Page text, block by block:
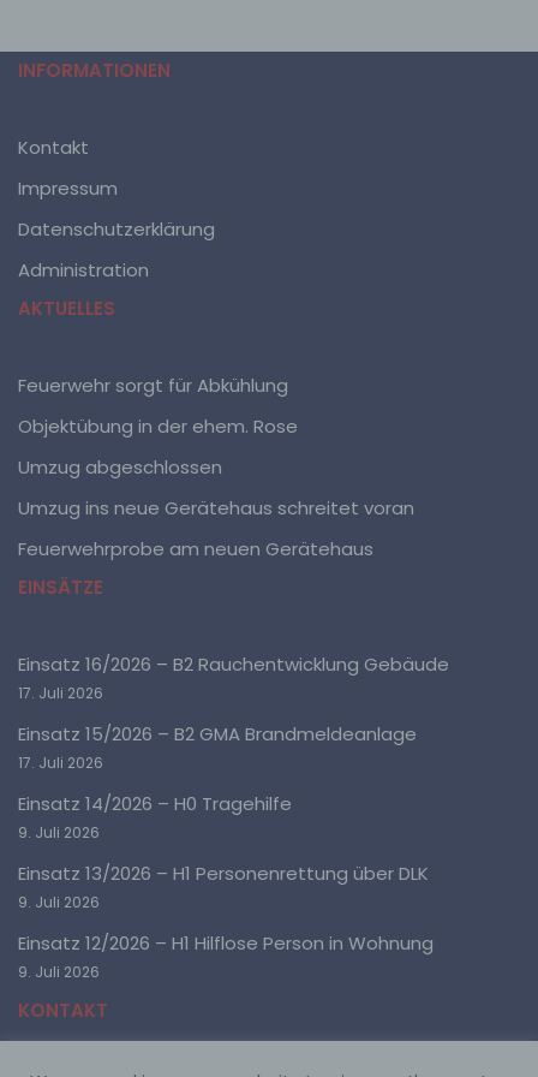
INFORMATIONEN
Kontakt
Impressum
Datenschutzerklärung
Administration
AKTUELLES
Feuerwehr sorgt für Abkühlung
Objektübung in der ehem. Rose
Umzug abgeschlossen
Umzug ins neue Gerätehaus schreitet voran
Feuerwehrprobe am neuen Gerätehaus
EINSÄTZE
Einsatz 16/2026 – B2 Rauchentwicklung Gebäude
17. Juli 2026
Einsatz 15/2026 – B2 GMA Brandmeldeanlage
17. Juli 2026
Einsatz 14/2026 – H0 Tragehilfe
9. Juli 2026
Einsatz 13/2026 – H1 Personenrettung über DLK
9. Juli 2026
Einsatz 12/2026 – H1 Hilflose Person in Wohnung
9. Juli 2026
KONTAKT
Pseudonymisierung ist die Verarbeitung
die personenbezogenen Daten ohne Hinzuziehung
spezifischen betroffenen Person zugeordnet werden
können, sofern diese zusätzlichen Informationen
gesondert aufbewahrt werden und technischen und
gewährleisten, dass die personenbezogenen Daten
g) Verantwortlicher oder für die Verarbeitung
Verantwortlicher
Verantwortlicher ist die natürliche oder juristische
allein oder gemeinsam mit anderen über die Zwecke
und Mittel der Verarbeitung von personenbezogenen
Daten entscheidet. Sind die Zwecke und Mittel dieser
Verantwortliche beziehungsweise können die
bestimmten Kriterien seiner Benennung nach dem
Unionsrecht oder dem Recht der Mitgliedstaaten
h) Auftragsverarbeiter
Auftragsverarbeiter ist eine natürliche oder juristische
Person, Behörde, Einrichtung oder andere Stelle, die
personenbezogene Daten im Auftrag des
Verantwortlichen verarbeitet.
i) Empfänger
personenbezogene Daten offengelegt werden,